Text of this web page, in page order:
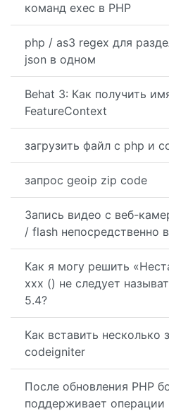
команд exec в PHP
php / as3 regex для
json в одном
Behat 3: Как получить
FeatureContext
загрузить файл с php и
запрос geoip zip code
Запись видео с веб-
/ flash непосредственно
Как я могу решить
xxx () не следует
5.4?
Как вставить несколько
codeigniter
После обновления PHP
поддерживает операции